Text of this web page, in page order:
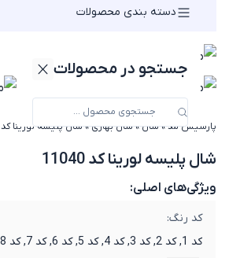
جستجو در محصولات
دسته بندی محصولات
پارسیس مد»شال»شال بهاری»شال پلیسه لورینا کد 11040
شال پلیسه لورینا کد 11040
ویژگی‌های اصلی:
کد رنگ:
کد 1, کد 2, کد 3, کد 4, کد 5, کد 6, کد 7, کد 8